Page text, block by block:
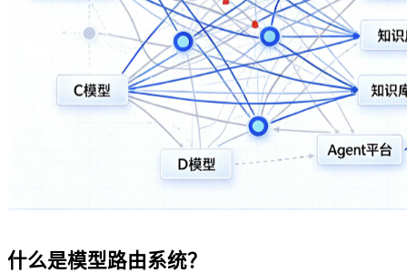
什么是模型路由系统？